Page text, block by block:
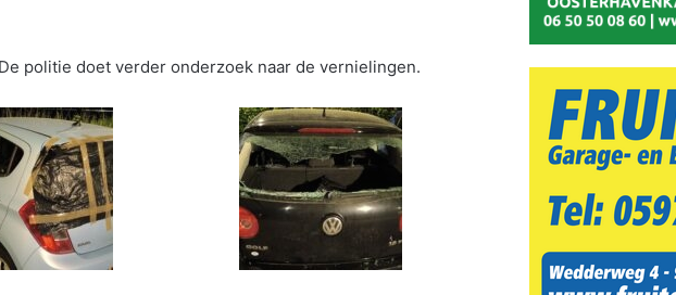
politie doet verder onderzoek naar de vernielingen.